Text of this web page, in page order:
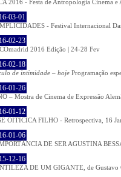
2016 - Festa de Antropologia Cinema e
03-01
- Festival Internacional
02-23
2016 Edição | 24-28 Fev
02-18
de intimidade – hoje Programação
01-26
– Mostra de Cinema de Expressão
01-12
OITICICA FILHO - Retrospectiva, 16
01-06
DE SER AGUSTINA
12-16
DE UM GIGANTE, de Gustavo